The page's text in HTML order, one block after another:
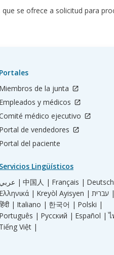
se ofrece a solicitud para
Portales
Miembros de la junta
Empleados y médicos
médico ejecutivo
Portal de vendedores
Portal del paciente
Servicios Lingüísticos
عربي | 中国人 | Français |
Ελληνικά | Kreyòl Ayisyen |
עברית |
| Italiano | 한국어 | Polski |
Português | Русский | Español |
Tiếng Việt |